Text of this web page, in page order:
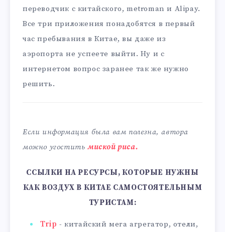
переводчик с китайского, metroman и Alipay.
Все три приложения понадобятся в первый
час пребывания в Китае, вы даже из
аэропорта не успеете выйти. Ну и с
интернетом вопрос заранее так же нужно
решить.
Если информация была вам полезна, автора
можно угостить миской риса.
ССЫЛКИ НА РЕСУРСЫ, КОТОРЫЕ НУЖНЫ
КАК ВОЗДУХ В КИТАЕ САМОСТОЯТЕЛЬНЫМ
ТУРИСТАМ:
Trip - китайский мега агрегатор, отели,